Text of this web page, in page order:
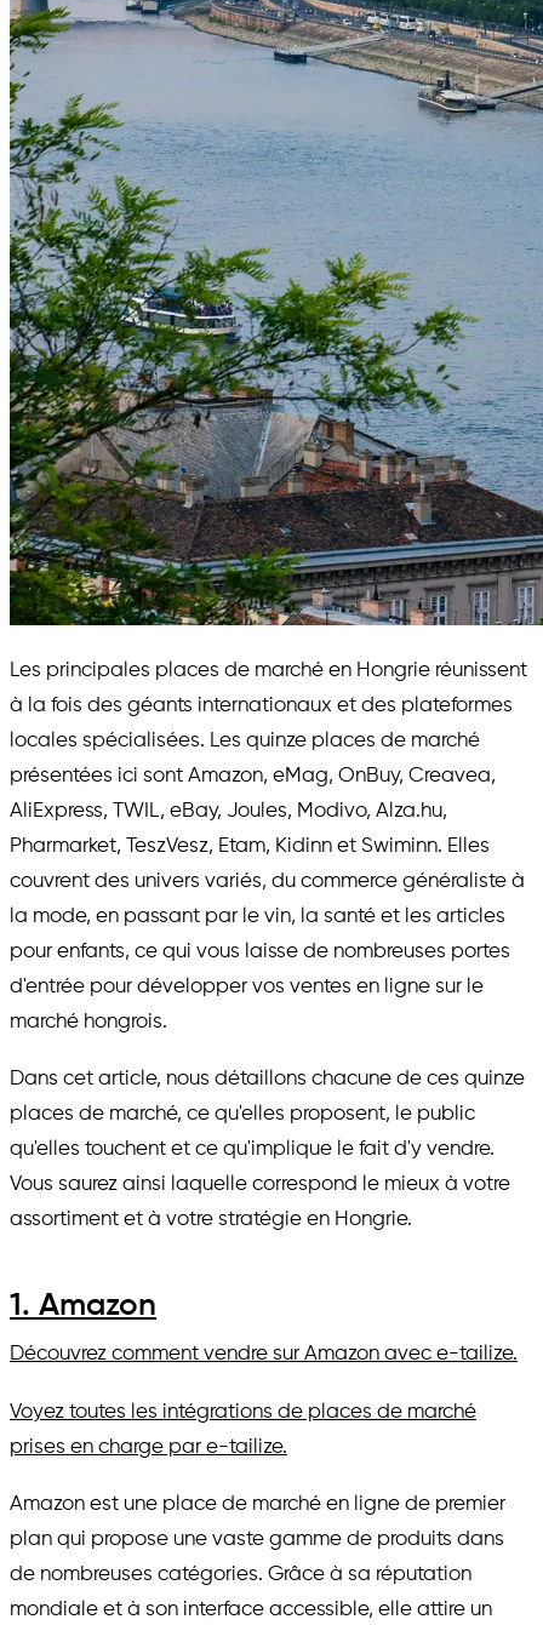
Les principales places de marché en Hongrie réunissent
à la fois des géants internationaux et des plateformes
locales spécialisées. Les quinze places de marché
présentées ici sont Amazon, eMag, OnBuy, Creavea,
AliExpress, TWIL, eBay, Joules, Modivo, Alza.hu,
Pharmarket, TeszVesz, Etam, Kidinn et Swiminn. Elles
couvrent des univers variés, du commerce généraliste à
la mode, en passant par le vin, la santé et les articles
pour enfants, ce qui vous laisse de nombreuses portes
d'entrée pour développer vos ventes en ligne sur le
marché hongrois.
Dans cet article, nous détaillons chacune de ces quinze
places de marché, ce qu'elles proposent, le public
qu'elles touchent et ce qu'implique le fait d'y vendre.
Vous saurez ainsi laquelle correspond le mieux à votre
assortiment et à votre stratégie en Hongrie.
1. Amazon
Découvrez comment vendre sur Amazon avec e-tailize.
Voyez toutes les intégrations de places de marché
prises en charge par e-tailize.
Amazon est une place de marché en ligne de premier
plan qui propose une vaste gamme de produits dans
de nombreuses catégories. Grâce à sa réputation
mondiale et à son interface accessible, elle attire un